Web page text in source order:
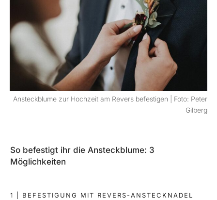
Ansteckblume zur Hochzeit am Revers befestigen | Foto: Peter
Gilberg
So befestigt ihr die Ansteckblume: 3
Möglichkeiten
1 | BEFESTIGUNG MIT REVERS-ANSTECKNADEL